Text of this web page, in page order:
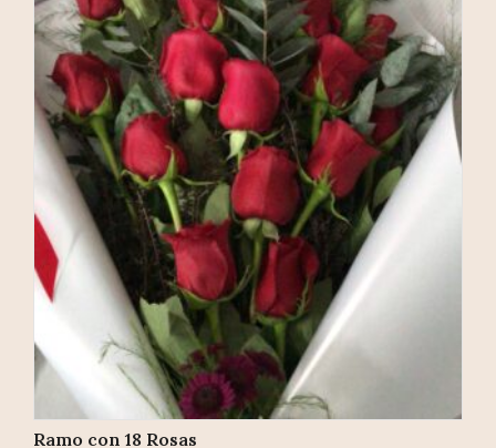
Ramo con 18 Rosas